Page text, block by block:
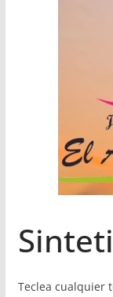
Teclea cualquier